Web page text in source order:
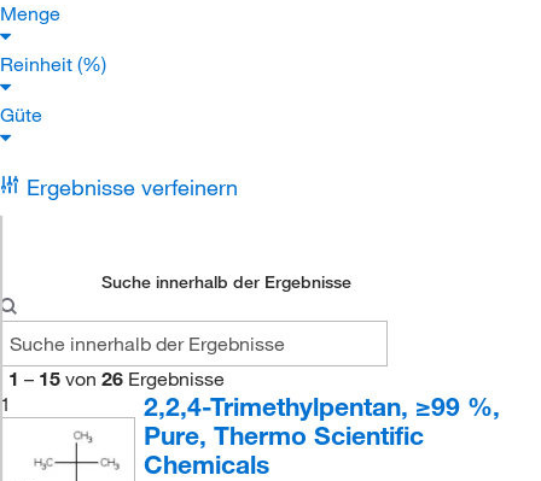
Menge
Reinheit (%)
Güte
Ergebnisse verfeinern
Suche innerhalb der Ergebnisse
1 – 15 von 26 Ergebnisse
1
2,2,4-Trimethylpentan, ≥99 %,
Pure, Thermo Scientific
Chemicals